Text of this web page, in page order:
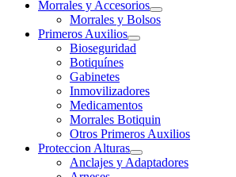
Morrales y Accesorios
Morrales y Bolsos
Primeros Auxilios
Bioseguridad
Botiquínes
Gabinetes
Inmovilizadores
Medicamentos
Morrales Botiquin
Otros Primeros Auxilios
Proteccion Alturas
Anclajes y Adaptadores